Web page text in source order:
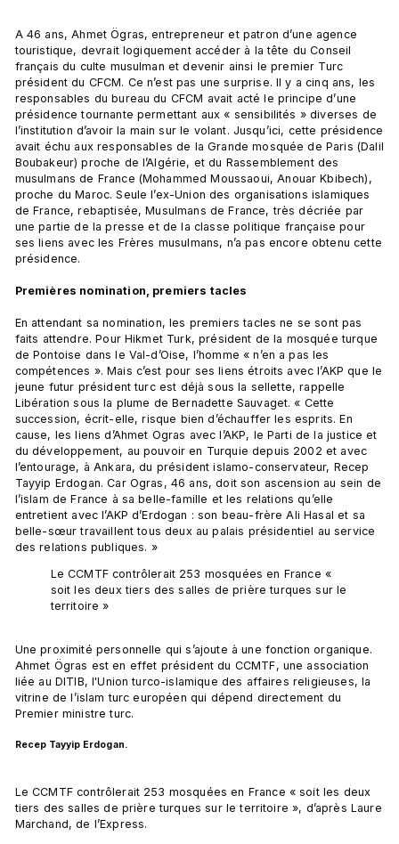
A 46 ans, Ahmet Ögras, entrepreneur et patron d’une agence
touristique, devrait logiquement accéder à la tête du Conseil
français du culte musulman et devenir ainsi le premier Turc
président du CFCM. Ce n’est pas une surprise. Il y a cinq ans, les
responsables du bureau du CFCM avait acté le principe d’une
présidence tournante permettant aux « sensibilités » diverses de
l’institution d’avoir la main sur le volant. Jusqu’ici, cette présidence
avait échu aux responsables de la Grande mosquée de Paris (Dalil
Boubakeur) proche de l’Algérie, et du Rassemblement des
musulmans de France (Mohammed Moussaoui, Anouar Kbibech),
proche du Maroc. Seule l’ex-Union des organisations islamiques
de France, rebaptisée, Musulmans de France, très décriée par
une partie de la presse et de la classe politique française pour
ses liens avec les Frères musulmans, n’a pas encore obtenu cette
présidence.
Premières nomination, premiers tacles
En attendant sa nomination, les premiers tacles ne se sont pas
faits attendre. Pour Hikmet Turk, président de la mosquée turque
de Pontoise dans le Val-d’Oise, l’homme « n’en a pas les
compétences ». Mais c’est pour ses liens étroits avec l’AKP que le
jeune futur président turc est déjà sous la sellette, rappelle
Libération sous la plume de Bernadette Sauvaget. « Cette
succession, écrit-elle, risque bien d’échauffer les esprits. En
cause, les liens d’Ahmet Ogras avec l’AKP, le Parti de la justice et
du développement, au pouvoir en Turquie depuis 2002 et avec
l’entourage, à Ankara, du président islamo-conservateur, Recep
Tayyip Erdogan. Car Ogras, 46 ans, doit son ascension au sein de
l’islam de France à sa belle-famille et les relations qu’elle
entretient avec l’AKP d’Erdogan : son beau-frère Ali Hasal et sa
belle-sœur travaillent tous deux au palais présidentiel au service
des relations publiques. »
Le CCMTF contrôlerait 253 mosquées en France «
soit les deux tiers des salles de prière turques sur le
territoire »
Une proximité personnelle qui s’ajoute à une fonction organique.
Ahmet Ögras est en effet président du CCMTF, une association
liée au DITIB, l'Union turco-islamique des affaires religieuses, la
vitrine de l’islam turc européen qui dépend directement du
Recep Tayyip Erdogan.
Le CCMTF contrôlerait 253 mosquées en France « soit les deux
tiers des salles de prière turques sur le territoire », d’après Laure
Marchand, de l’Express.